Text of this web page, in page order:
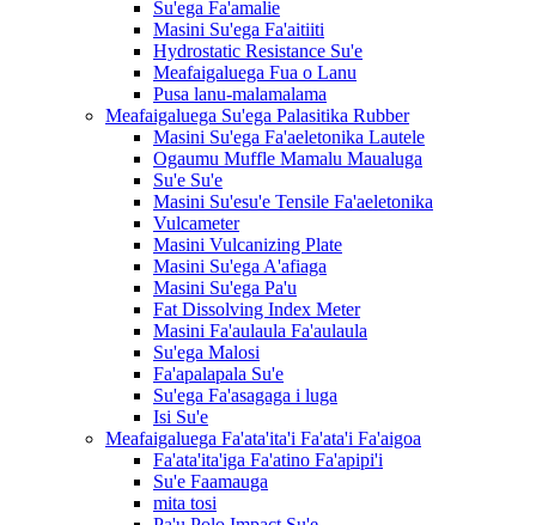
Su'ega Fa'amalie
Masini Su'ega Fa'aitiiti
Hydrostatic Resistance Su'e
Meafaigaluega Fua o Lanu
Pusa lanu-malamalama
Meafaigaluega Su'ega Palasitika Rubber
Masini Su'ega Fa'aeletonika Lautele
Ogaumu Muffle Mamalu Maualuga
Su'e Su'e
Masini Su'esu'e Tensile Fa'aeletonika
Vulcameter
Masini Vulcanizing Plate
Masini Su'ega A'afiaga
Masini Su'ega Pa'u
Fat Dissolving Index Meter
Masini Fa'aulaula Fa'aulaula
Su'ega Malosi
Fa'apalapala Su'e
Su'ega Fa'asagaga i luga
Isi Su'e
Meafaigaluega Fa'ata'ita'i Fa'ata'i Fa'aigoa
Fa'ata'ita'iga Fa'atino Fa'apipi'i
Su'e Faamauga
mita tosi